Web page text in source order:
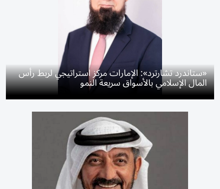
«ستاندرد تشارترد»: الإمارات مركز استراتيجي لربط رأس
المال الإسلامي بالأسواق سريعة النمو